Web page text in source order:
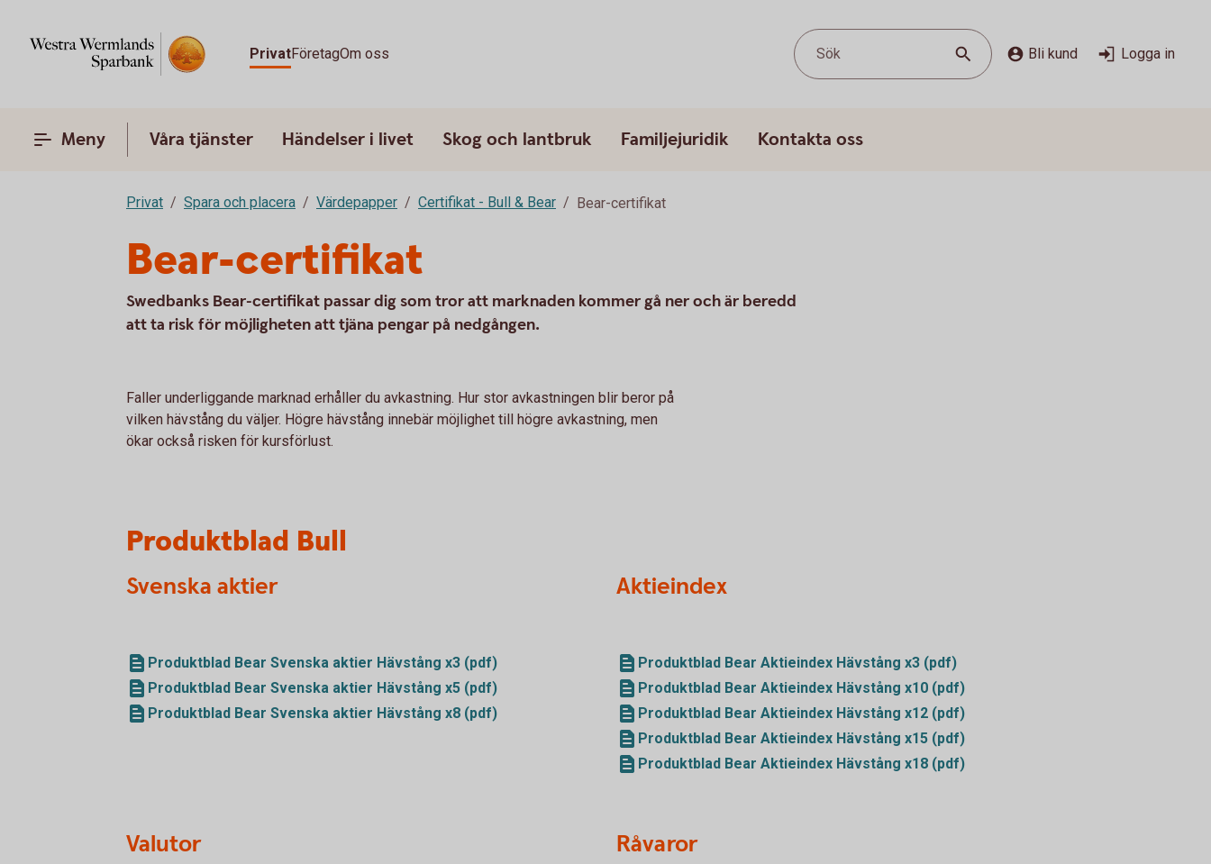
PrivatFöretagOm oss Sök Bli kund Logga in
Meny Våra tjänster Händelser i livet Skog och lantbruk Familjejuridik Kontakta oss
Privat Spara och placera Värdepapper Certifikat - Bull & Bear Bear-certifikat
Bear-certifikat
Swedbanks Bear-certifikat passar dig som tror att marknaden kommer gå ner och är beredd
att ta risk för möjligheten att tjäna pengar på nedgången.
Faller underliggande marknad erhåller du avkastning. Hur stor avkastningen blir beror på
vilken hävstång du väljer. Högre hävstång innebär möjlighet till högre avkastning, men
ökar också risken för kursförlust.
Produktblad Bull
Svenska aktier
Produktblad Bear Svenska aktier Hävstång x3 (pdf)
Produktblad Bear Svenska aktier Hävstång x5 (pdf)
Produktblad Bear Svenska aktier Hävstång x8 (pdf)
Aktieindex
Produktblad Bear Aktieindex Hävstång x3 (pdf)
Produktblad Bear Aktieindex Hävstång x10 (pdf)
Produktblad Bear Aktieindex Hävstång x12 (pdf)
Produktblad Bear Aktieindex Hävstång x15 (pdf)
Produktblad Bear Aktieindex Hävstång x18 (pdf)
Valutor Råvaror